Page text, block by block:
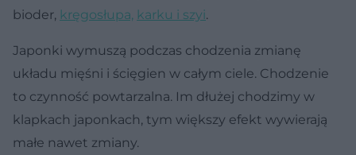
bioder, kręgosłupa, karku i szyi.
Japonki wymuszą podczas chodzenia zmianę
układu mięśni i ścięgien w całym ciele. Chodzenie
to czynność powtarzalna. Im dłużej chodzimy w
klapkach japonkach, tym większy efekt wywierają
małe nawet zmiany.